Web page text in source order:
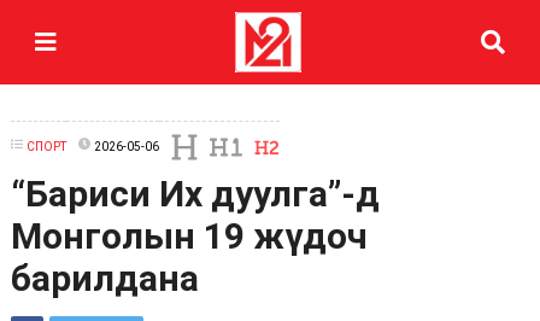
СПОРТ 2026-05-06
“Бариси Их дуулга”-д
Монголын 19 жүдоч
барилдана